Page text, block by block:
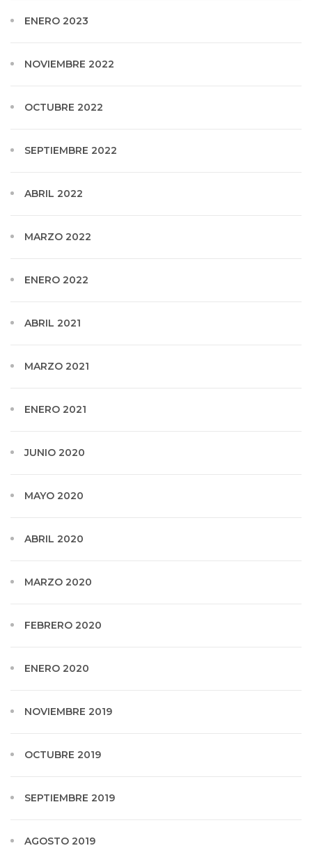
ENERO 2023
NOVIEMBRE 2022
OCTUBRE 2022
SEPTIEMBRE 2022
ABRIL 2022
MARZO 2022
ENERO 2022
ABRIL 2021
MARZO 2021
ENERO 2021
JUNIO 2020
MAYO 2020
ABRIL 2020
MARZO 2020
FEBRERO 2020
ENERO 2020
NOVIEMBRE 2019
OCTUBRE 2019
SEPTIEMBRE 2019
AGOSTO 2019